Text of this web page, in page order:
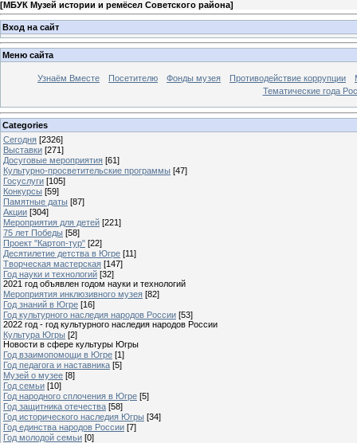
[МБУК Музей истории и ремёсел Советского района]
Вход на сайт
Меню сайта
Узнаём Вместе Посетителю Фонды музея Противодействие коррупции
Тематические года
Categories
Сегодня [2326]
Выставки [271]
Досуговые мероприятия [61]
Культурно-просветительские программы [47]
Госуслуги [105]
Конкурсы [59]
Памятные даты [87]
Акции [304]
Мероприятия для детей [221]
75 лет Победы [58]
Проект "Картоп-тур" [22]
Десятилетие детства в Югре [11]
Творческая мастерская [147]
Год науки и технологий [32]
2021 год объявлен годом науки и технологий
Мероприятия инклюзивного музея [82]
Год знаний в Югре [16]
Год культурного наследия народов России [53]
2022 год - год культурного наследия народов России
Культура Югры [2]
Новости в сфере культуры Югры
Год взаимопомощи в Югре [1]
Год педагога и наставника [5]
Музей о музее [8]
Год семьи [10]
Год народного сплочения в Югре [5]
Год защитника отечества [58]
Год исторического наследия Югры [34]
Год единства народов России [7]
Год молодой семьи [0]